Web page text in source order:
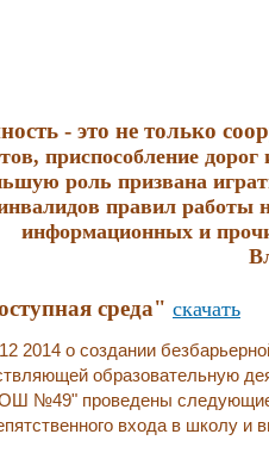
- это не только
приспособление дорог
роль призвана
правил работы
информационных и
среда" скачать
о создании
образовательную
№49" проведены
входа в школу